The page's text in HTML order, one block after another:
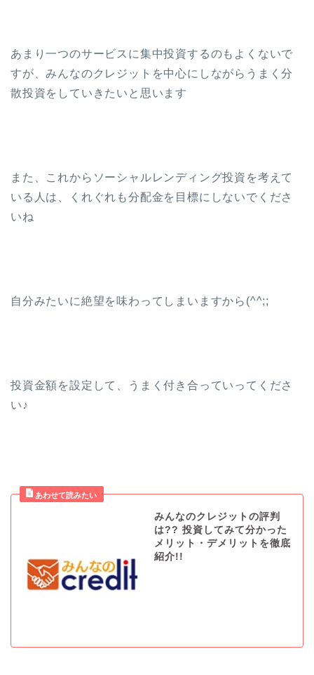
あまり一つのサービスに集中投資するのもよくないで
すが、みんなのクレジットを中心にしながらうまく分
散投資をしていきたいと思います
また、これからソーシャルレンディング投資を考えて
いる人は、くれぐれも分配金を目標にしないでくださ
いね
自分みたいに絶望を味わってしまいますから(^^;;
投資金額を設定して、うまく付き合っていってくださ
い♪
みんなのクレジットの評判
は?? 投資してみて分かった
メリット・デメリットを徹底
紹介!!